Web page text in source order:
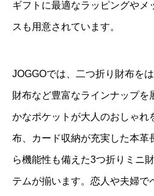
ギフトに最適なラッピングやメ
スも用意されています。
JOGGOでは、二つ折り財布を
財布など豊富なラインナップを
かなポケットが大人のおしゃれ
布、カード収納が充実した本革
ら機能性も備えた3つ折りミニ
テムが揃います。恋人や夫婦で